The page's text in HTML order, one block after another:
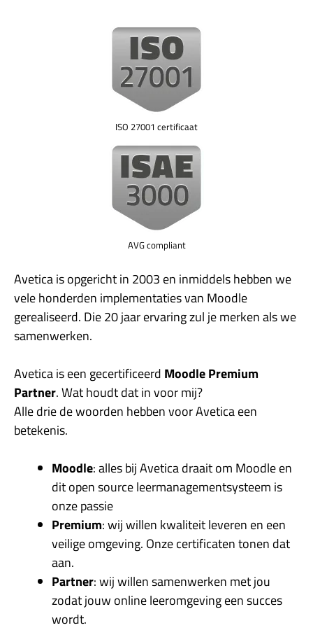
ISO 27001 certificaat
AVG compliant
Avetica is opgericht in 2003 en inmiddels hebben we
vele honderden implementaties van Moodle
gerealiseerd. Die 20 jaar ervaring zul je merken als we
samenwerken.
Avetica is een gecertificeerd Moodle Premium
Partner. Wat houdt dat in voor mij?
Alle drie de woorden hebben voor Avetica een
betekenis.
Moodle: alles bij Avetica draait om Moodle en
dit open source leermanagementsysteem is
onze passie
Premium: wij willen kwaliteit leveren en een
veilige omgeving. Onze certificaten tonen dat
aan.
Partner: wij willen samenwerken met jou
zodat jouw online leeromgeving een succes
wordt.